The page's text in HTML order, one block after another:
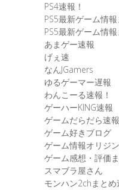
PS4速報！
PS5最新ゲーム情
PS5最新ゲーム情
あまゲー速報
げぇ速
なんJGamers
ゆるゲーマー遅報
わんこーる速報！
ゲーハーKING速報
ゲームだらだら速報
ゲーム好きブログ
ゲーム情報オリジン
ゲーム感想・評価
スマブラ屋さん
モンハン2chまとめ